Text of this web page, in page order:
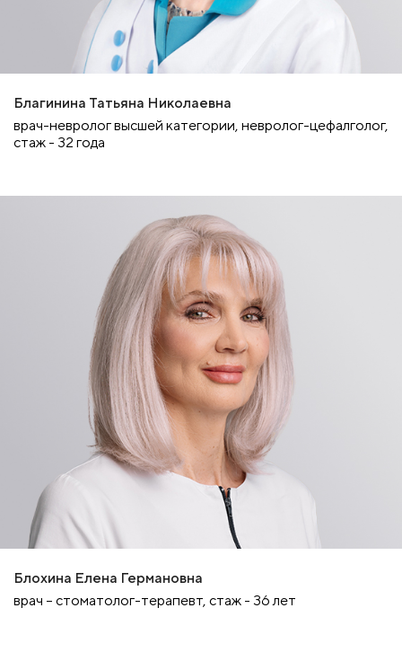
Благинина Татьяна Николаевна
врач-невролог высшей категории, невролог-цефалголог,
стаж - 32 года
Блохина Елена Германовна
врач – стоматолог-терапевт, стаж - 36 лет